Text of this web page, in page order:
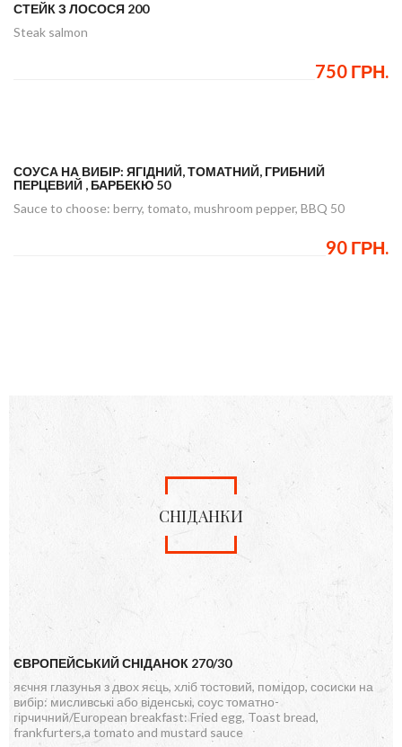
СТЕЙК З ЛОСОСЯ 200
Steak salmon
750 ГРН.
СОУСА НА ВИБІР: ЯГІДНИЙ, ТОМАТНИЙ, ГРИБНИЙ
ПЕРЦЕВИЙ , БАРБЕКЮ 50
Sauce to choose: berry, tomato, mushroom pepper, BBQ 50
90 ГРН.
СНІДАНКИ
ЄВРОПЕЙСЬКИЙ СНІДАНОК 270/30
яєчня глазунья з двох яєць, хліб тостовий, помідор, сосиски на
вибір: мисливські або віденські, соус томатно-
гірчичний/European breakfast: Fried egg, Toast bread,
frankfurters,a tomato and mustard sauce